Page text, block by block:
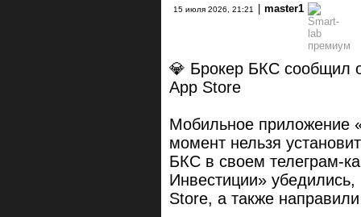
15 июля 2026, 21:21 master1
💎 Брокер БКС сообщил
App Store
Мобильное приложение
момент нельзя
БКС в своем телеграм-
Инвестиции» убедились,
Store, а также